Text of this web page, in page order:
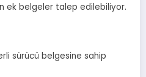
ek belgeler talep edilebiliyor.
sürücü belgesine sahip